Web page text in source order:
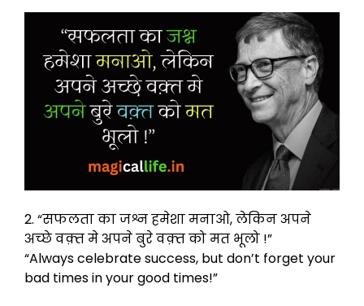
2. “सफलता का जश्न हमेशा मनाओ, लेकिन अपने
अच्छे वक़्त मे अपने बुरे वक़्त को मत भूलो !”
“Always celebrate success, but don’t forget your
bad times in your good times!”